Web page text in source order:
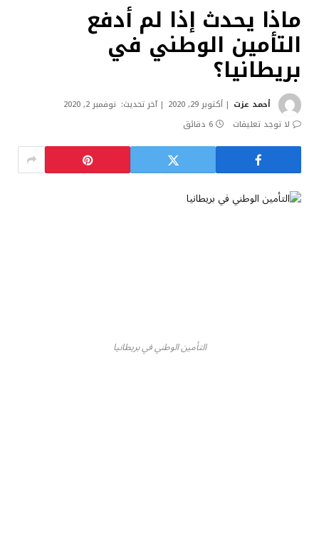
ماذا يحدث إذا لم أدفع
التأمين الوطني في
بريطانيا؟
أحمد عزت أكتوبر 29, 2020 آخر تحديث: نوفمبر 2, 2020
لا توجد تعليقات
6 دقائق
التأمين الوطني في بريطانيا